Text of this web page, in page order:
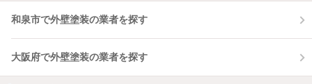
和泉市で外壁塗装の業者を探す
大阪府で外壁塗装の業者を探す